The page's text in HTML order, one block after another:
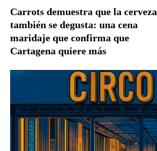
Carrots demuestra que la cerveza
también se degusta: una cena
maridaje que confirma que
Cartagena quiere más